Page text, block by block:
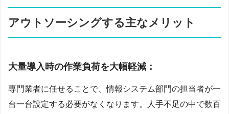
アウトソーシングする主なメリット
大量導入時の作業負荷を大幅軽減：
専門業者に任せることで、情報システム部門の担当者が一
台一台設定する必要がなくなります。人手不足の中で数百